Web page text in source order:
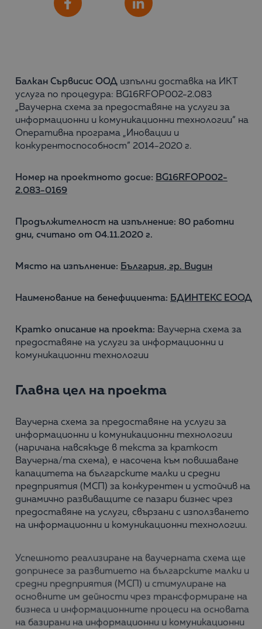
Балкан Сървисис ООД изпълни доставка на ИКТ
услуга по процедура: BG16RFOP002-2.083
„Ваучерна схема за предоставяне на услуги за
информационни и комуникационни технологии“ на
Оперативна програма „Иновации и
конкурентоспособност” 2014-2020 г.
Номер на проектното досие: BG16RFOP002-
2.083-0169
Продължителност на изпълнение: 80 работни
дни, считано от 04.11.2020 г.
Място на изпълнение: България, гр. Видин
Наименование на бенефициента: БДИНТЕКС ЕООД
Кратко описание на проекта: Ваучерна схема за
предоставяне на услуги за информационни и
комуникационни технологии
Главна цел на проекта
Ваучерна схема за предоставяне на услуги за
информационни и комуникационни технологии
(наричана навсякъде в текста за краткост
Ваучерна/та схема), е насочена към повишаване
капацитета на българските малки и средни
предприятия (МСП) за конкурентен и устойчив на
динамично развиващите се пазари бизнес чрез
предоставяне на услуги, свързани с използването
на информационни и комуникационни технологии.
Успешното реализиране на ваучерната схема ще
допринесе за развитието на българските малки и
средни предприятия (МСП) и стимулиране на
основните им дейности чрез трансформиране на
бизнеса и информационните процеси на основата
на базирани на информационни и комуникационни